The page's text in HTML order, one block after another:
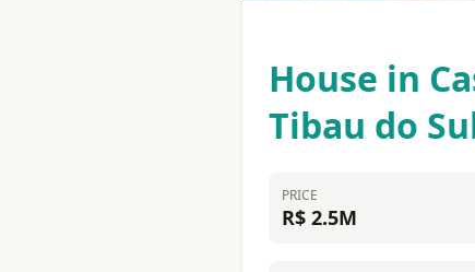
House in
Tibau do
PRICE
R$ 2.5M